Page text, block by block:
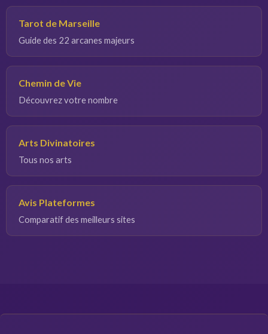
Tarot de Marseille
Guide des 22 arcanes majeurs
Chemin de Vie
Découvrez votre nombre
Arts Divinatoires
Tous nos arts
Avis Plateformes
Comparatif des meilleurs sites